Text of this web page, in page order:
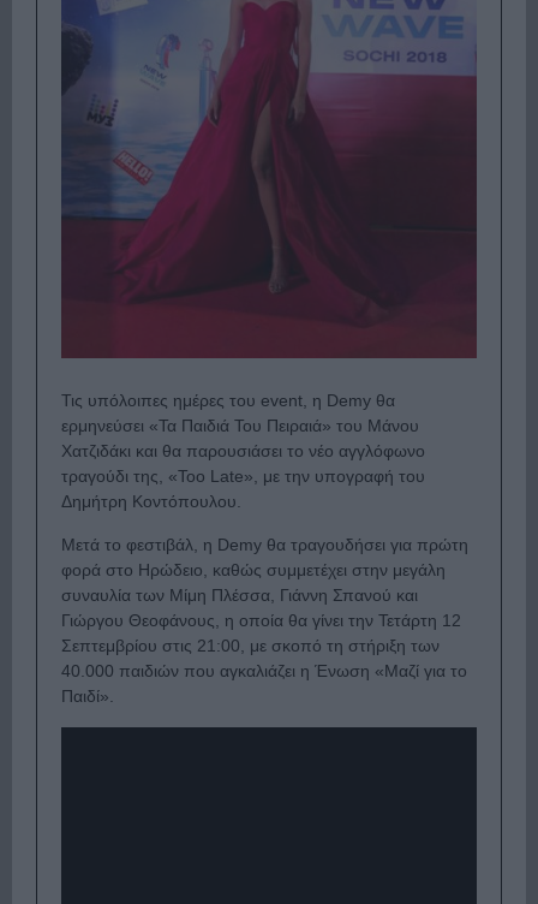
Τις υπόλοιπες ημέρες του event, η Demy θα
ερμηνεύσει «Τα Παιδιά Του Πειραιά» του Μάνου
Χατζιδάκι και θα παρουσιάσει το νέο αγγλόφωνο
τραγούδι της, «Too Late», με την υπογραφή του
Δημήτρη Κοντόπουλου.
Μετά το φεστιβάλ, η Demy θα τραγουδήσει για πρώτη
φορά στο Ηρώδειο, καθώς συμμετέχει στην μεγάλη
συναυλία των Μίμη Πλέσσα, Γιάννη Σπανού και
Γιώργου Θεοφάνους, η οποία θα γίνει την Τετάρτη 12
Σεπτεμβρίου στις 21:00, με σκοπό τη στήριξη των
40.000 παιδιών που αγκαλιάζει η Ένωση «Μαζί για το
Παιδί».